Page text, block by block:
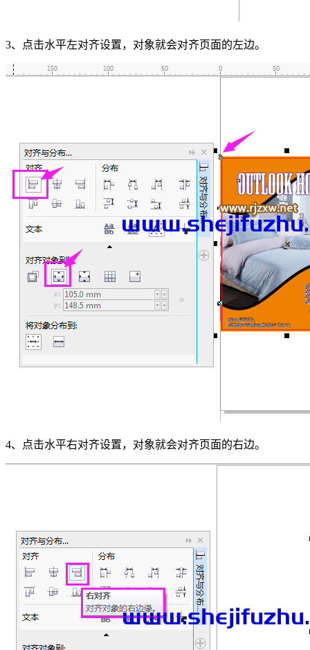
3、点击水平左对齐设置，对象就会对齐页面的左边。
4、点击水平右对齐设置，对象就会对齐页面的右边。